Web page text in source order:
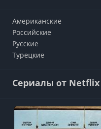
Американские
Российские
Русские
Турецкие
Сериалы от Netflix